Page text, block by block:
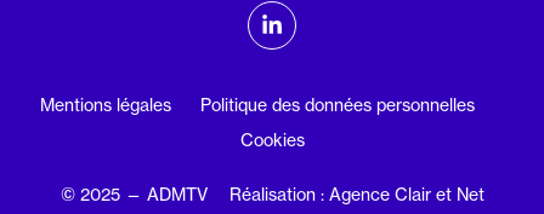
ADMTV sur les réseaux sociaux
Linkedin
Mentions légales
Politique des données personnelles
Cookies
© 2025 — ADMTV Réalisation : Agence Clair et Net